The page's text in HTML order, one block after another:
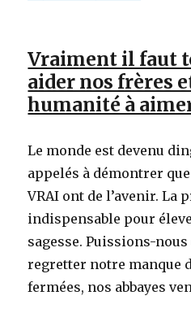
Vraiment il faut
aider nos frères
humanité à
Le monde est devenu
appelés à démontrer que
VRAI ont de l’avenir. La
indispensable pour
sagesse. Puissions-
regretter notre manque
fermées, nos abbayes